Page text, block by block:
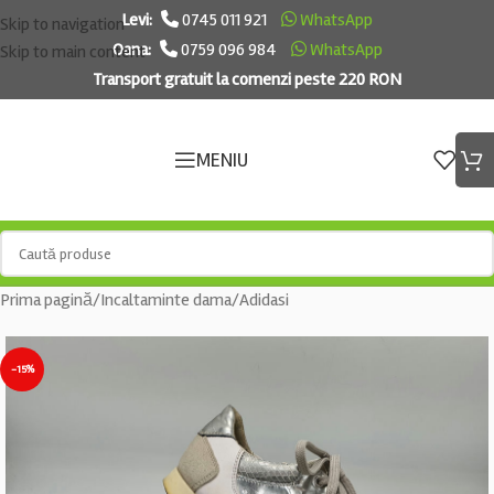
Skip to navigation
Skip to main content
Levi: 0745 011 921
WhatsApp
Oana:
0759 096 984
WhatsApp
Transport gratuit la comenzi peste 220 RON
MENIU
Prima pagină/Incaltaminte dama/Adidasi
-15%